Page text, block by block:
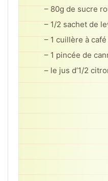
– 80g de sucre
– 1/2 sachet de
– 1 cuillère à
– 1 pincée de
– le jus d’1/2